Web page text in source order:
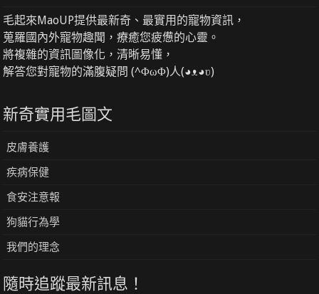
毛起來MaoUP提供最新奇、最實用的寵物資訊，
蒐羅國內外寵物趣聞，療癒您疲憊的心靈。
將複雜的資訊圖像化，清晰易懂，
解答您對寵物的滿腹疑問 (^ΦωΦ)人(◕ᴥ◕ʋ)
新奇實用毛圖文
皮膚養護
疾病保健
食安注意報
狗貓行為學
我們的理念
隨時追蹤最新訊息！